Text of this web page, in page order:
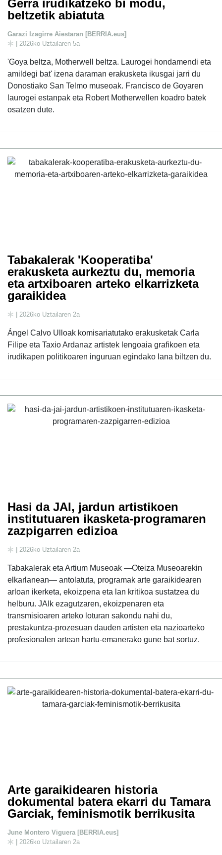
Gerra irudikatzeko bi modu,
beltzetik abiatuta
Garazi Izagirre Aiestaran [BERRIA.eus]
| 2026ko Uztailaren 5a
'Goya beltza, Motherwell beltza. Laurogei hondamendi eta
amildegi bat' izena daraman erakusketa ikusgai jarri du
Donostiako San Telmo museoak. Francisco de Goyaren
laurogei estanpak eta Robert Motherwellen koadro batek
osatzen dute.
Tabakalerak 'Kooperatiba'
erakusketa aurkeztu du, memoria
eta artxiboaren arteko elkarrizketa
garaikidea
| 2026ko Uztailaren 2a
Ángel Calvo Ulloak komisariatutako erakusketak Carla
Filipe eta Taxio Ardanaz artistek lengoaia grafikoen eta
irudikapen politikoaren inguruan egindako lana biltzen du.
Hasi da JAI, jardun artistikoen
institutuaren ikasketa-programaren
zazpigarren edizioa
| 2026ko Uztailaren 2a
Tabakalerak eta Artium Museoak —Oteiza Museoarekin
elkarlanean— antolatuta, programak arte garaikidearen
arloan ikerketa, ekoizpena eta lan kritikoa sustatzea du
helburu. JAIk ezagutzaren, ekoizpenaren eta
transmisioaren arteko loturan sakondu nahi du,
prestakuntza-prozesuan dauden artisten eta nazioarteko
profesionalen artean hartu-emanerako gune bat sortuz.
Arte garaikidearen historia
dokumental batera ekarri du Tamara
Garciak, feminismotik berrikusita
June Montero Viguera [BERRIA.eus]
| 2026ko Uztailaren 2a